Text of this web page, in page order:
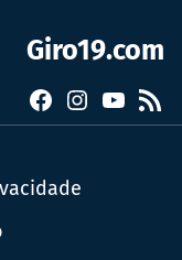
Giro19.com
FacebookInstagram
YouTube
RSS